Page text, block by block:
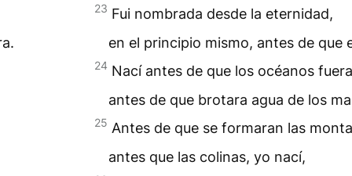
23 Fui nombrada desde la eternidad,
en el principio mismo, antes de que
24 Nací antes de que los océanos
antes de que brotara agua de los
25 Antes de que se formaran las
antes que las colinas, yo nací,